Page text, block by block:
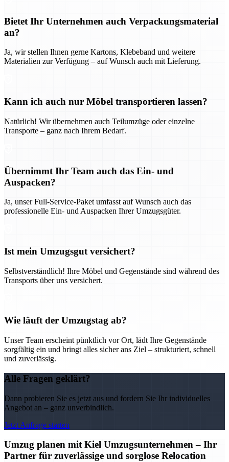
Bietet Ihr Unternehmen auch Verpackungsmaterial
an?
Ja, wir stellen Ihnen gerne Kartons, Klebeband und weitere
Materialien zur Verfügung – auf Wunsch auch mit Lieferung.
Kann ich auch nur Möbel transportieren lassen?
Natürlich! Wir übernehmen auch Teilumzüge oder einzelne
Transporte – ganz nach Ihrem Bedarf.
Übernimmt Ihr Team auch das Ein- und
Auspacken?
Ja, unser Full-Service-Paket umfasst auf Wunsch auch das
professionelle Ein- und Auspacken Ihrer Umzugsgüter.
Ist mein Umzugsgut versichert?
Selbstverständlich! Ihre Möbel und Gegenstände sind während des
Transports über uns versichert.
Wie läuft der Umzugstag ab?
Unser Team erscheint pünktlich vor Ort, lädt Ihre Gegenstände
sorgfältig ein und bringt alles sicher ans Ziel – strukturiert, schnell
und zuverlässig.
Alle Fragen geklärt?
Dann probieren Sie es jetzt aus und fordern Sie Ihr individuelles
Angebot an – ganz unverbindlich.
Jetzt Anfrage starten
Umzug planen mit Kiel Umzugsunternehmen – Ihr
Partner für zuverlässige und sorglose Relocation